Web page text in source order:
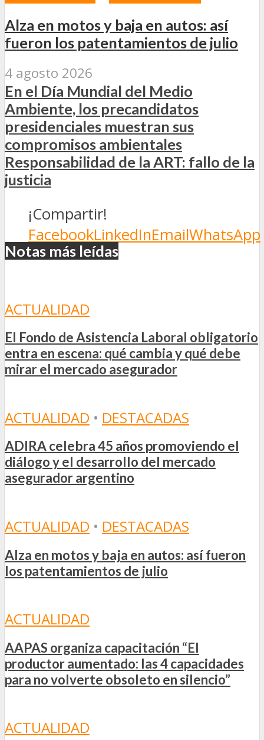
Alza en motos y baja en autos: así
fueron los patentamientos de julio
4 agosto 2026
En el Día Mundial del Medio
Ambiente, los precandidatos
presidenciales muestran sus
compromisos ambientales
Responsabilidad de la ART: fallo de la
justicia
¡Compartir!
FacebookLinkedInEmailWhatsApp
Notas más leídas
ACTUALIDAD
El Fondo de Asistencia Laboral obligatorio
entra en escena: qué cambia y qué debe
mirar el mercado asegurador
ACTUALIDAD • DESTACADAS
ADIRA celebra 45 años promoviendo el
diálogo y el desarrollo del mercado
asegurador argentino
ACTUALIDAD • DESTACADAS
Alza en motos y baja en autos: así fueron
los patentamientos de julio
ACTUALIDAD
AAPAS organiza capacitación “El
productor aumentado: las 4 capacidades
para no volverte obsoleto en silencio”
ACTUALIDAD